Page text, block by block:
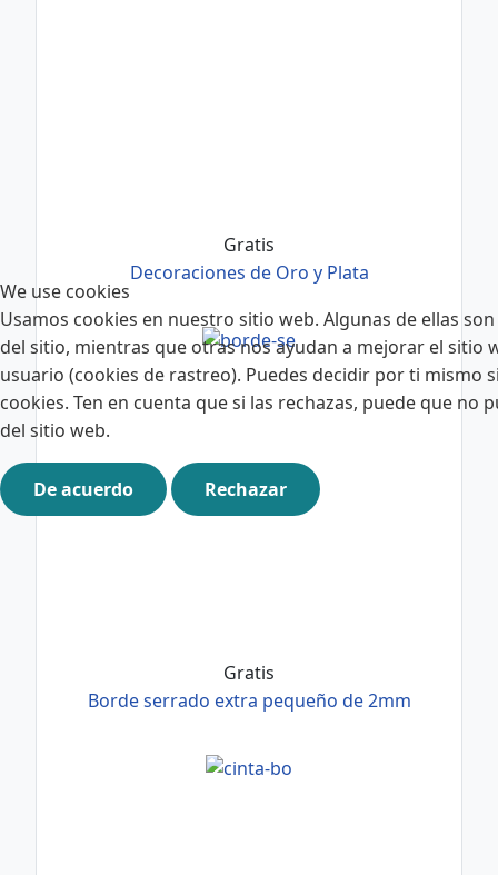
Gratis
Decoraciones de Oro y Plata
Gratis
Borde serrado extra pequeño de 2mm
We use cookies
Usamos cookies en nuestro sitio web. Algunas de ellas
del sitio, mientras que otras nos ayudan a mejorar el sitio
usuario (cookies de rastreo). Puedes decidir por ti mismo
cookies. Ten en cuenta que si las rechazas, puede que no
del sitio web.
De acuerdo Rechazar